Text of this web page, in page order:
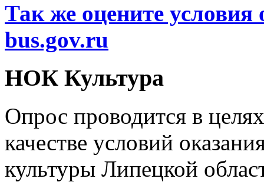
Так же оцените условия
bus.gov.ru
НОК Культура
Опрос проводится в
качестве условий
культуры Липецкой